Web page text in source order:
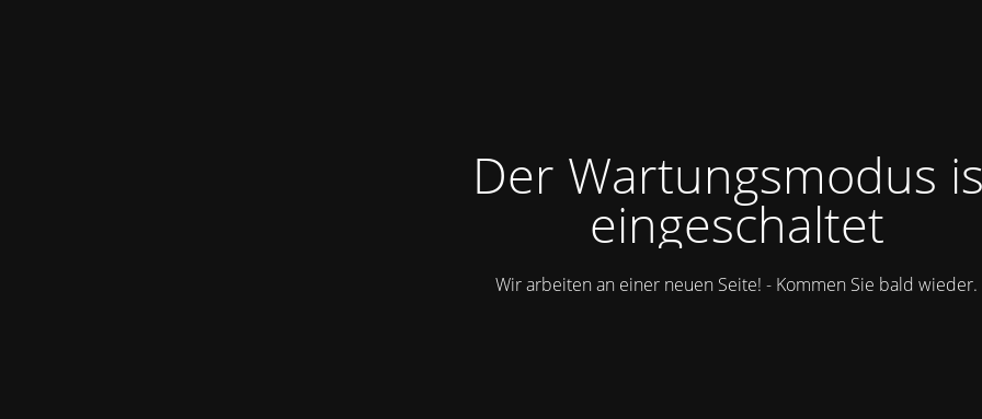
Der Wartungsmodus
eingeschaltet
Wir arbeiten an einer neuen Seite! - Kommen Sie bald wieder.